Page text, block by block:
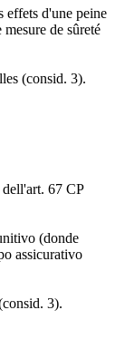
effets d'une peine
de sûreté
(consid. 3).
67 CP
(donde
assicurativo
3).